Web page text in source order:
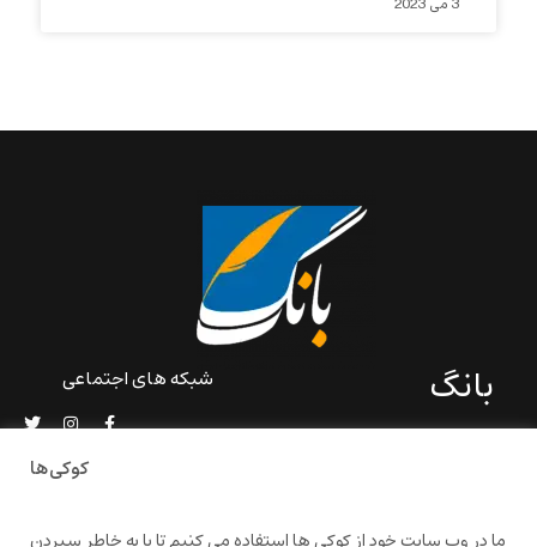
3 می 2023
بانگ
و امکانات مشترک شخصی
شبکه های اجتماعی
کوکی‌ها
ما در وب سایت خود از کوکی ها استفاده می کنیم تا با به خاطر سپردن